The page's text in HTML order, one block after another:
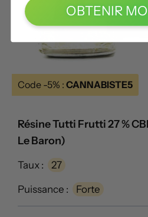
Code -5% : CANNABISTE5
Résine Tutti Frutti 27 %
Le Baron)
Taux : 27
Puissance : Forte
OBTENIR